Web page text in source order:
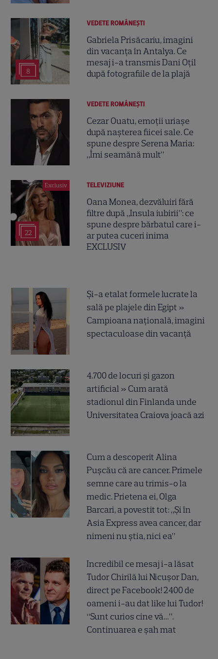
8
VEDETE ROMÂNEŞTI
Gabriela Prisăcariu, imagini
din vacanța în Antalya. Ce
mesaj i-a transmis Dani Oțil
după fotografiile de la plajă
VEDETE ROMÂNEŞTI
Cezar Ouatu, emoții uriașe
după nașterea fiicei sale. Ce
spune despre Serena Maria:
„Îmi seamănă mult”
Exclusiv
22
TELEVIZIUNE
Oana Monea, dezvăluiri fără
filtre după „Insula iubirii”: ce
spune despre bărbatul care i-
ar putea cuceri inima
EXCLUSIV
Și-a etalat formele lucrate la
sală pe plajele din Egipt »
Campioana națională, imagini
spectaculoase din vacanță
4.700 de locuri și gazon
artificial » Cum arată
stadionul din Finlanda unde
Universitatea Craiova joacă azi
Cum a descoperit Alina
Pușcău că are cancer. Primele
semne care au trimis-o la
medic. Prietena ei, Olga
Barcari, a povestit tot: „Și în
Asia Express avea cancer, dar
nimeni nu știa, nici ea”
Incredibil ce mesaj i-a lăsat
Tudor Chirilă lui Nicușor Dan,
direct pe Facebook! 2400 de
oameni i-au dat like lui Tudor!
“Sunt curios cine vă…”.
Continuarea e șah mat